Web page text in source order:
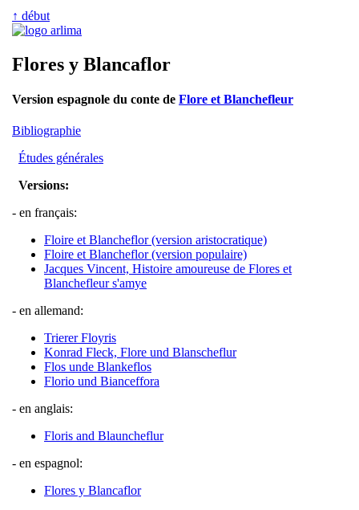
↑ début
Flores y Blancaflor
Version espagnole du conte de Flore et Blanchefleur
Bibliographie
Études générales
Versions:
- en français:
Floire et Blancheflor (version aristocratique)
Floire et Blancheflor (version populaire)
Jacques Vincent, Histoire amoureuse de Flores et
Blanchefleur s'amye
- en allemand:
Trierer Floyris
Konrad Fleck, Flore und Blanscheflur
Flos unde Blankeflos
Florio und Bianceffora
- en anglais:
Floris and Blauncheflur
- en espagnol:
Flores y Blancaflor